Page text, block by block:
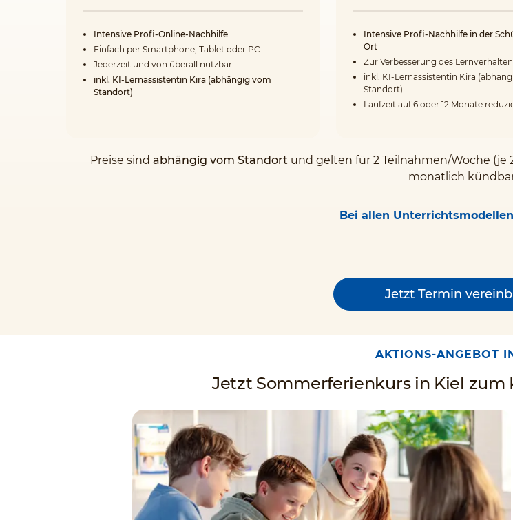
Intensive Profi-Nachhilfe in der
Ort
Zur Verbesserung des
inkl. KI-Lernassistentin Kira
Standort)
Laufzeit auf 6 oder 12 Monate
Intensive Profi-Online-Nachhilfe
Einfach per Smartphone, Tablet oder PC
Jederzeit und von überall nutzbar
inkl. KI-Lernassistentin Kira (abhängig vom
Standort)
Preise sind abhängig vom Standort und gelten für 2 Teilnahmen/Woche (je
monatlich
Bei allen
Jetzt Termin
AKTIONS-ANGEBOT
Jetzt Sommerferienkurs in Kiel zum